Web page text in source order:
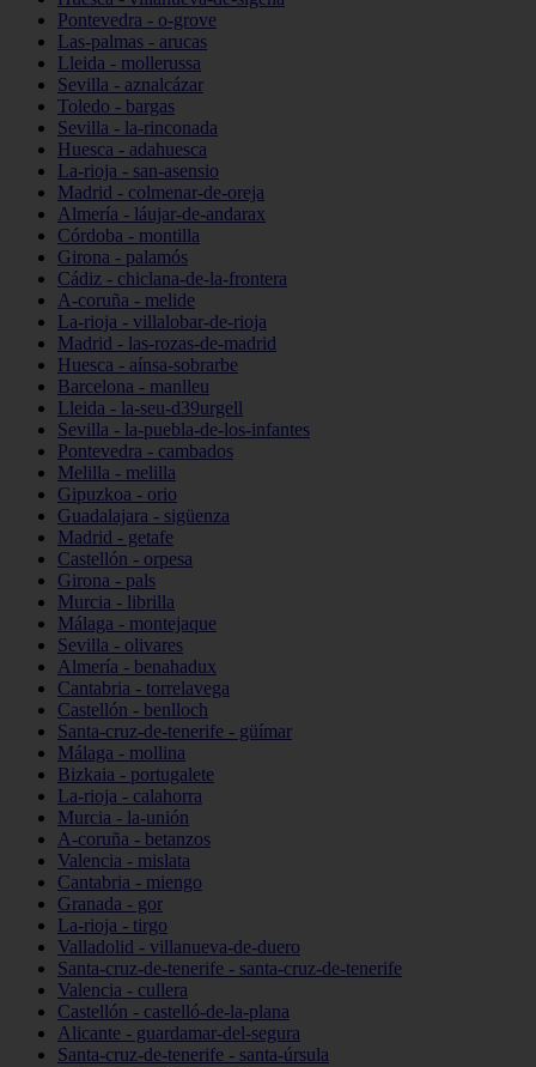
Pontevedra - o-grove
Las-palmas - arucas
Lleida - mollerussa
Sevilla - aznalcázar
Toledo - bargas
Sevilla - la-rinconada
Huesca - adahuesca
La-rioja - san-asensio
Madrid - colmenar-de-oreja
Almería - láujar-de-andarax
Córdoba - montilla
Girona - palamós
Cádiz - chiclana-de-la-frontera
A-coruña - melide
La-rioja - villalobar-de-rioja
Madrid - las-rozas-de-madrid
Huesca - aínsa-sobrarbe
Barcelona - manlleu
Lleida - la-seu-d39urgell
Sevilla - la-puebla-de-los-infantes
Pontevedra - cambados
Melilla - melilla
Gipuzkoa - orio
Guadalajara - sigüenza
Madrid - getafe
Castellón - orpesa
Girona - pals
Murcia - librilla
Málaga - montejaque
Sevilla - olivares
Almería - benahadux
Cantabria - torrelavega
Castellón - benlloch
Santa-cruz-de-tenerife - güímar
Málaga - mollina
Bizkaia - portugalete
La-rioja - calahorra
Murcia - la-unión
A-coruña - betanzos
Valencia - mislata
Cantabria - miengo
Granada - gor
La-rioja - tirgo
Valladolid - villanueva-de-duero
Santa-cruz-de-tenerife - santa-cruz-de-tenerife
Valencia - cullera
Castellón - castelló-de-la-plana
Alicante - guardamar-del-segura
Santa-cruz-de-tenerife - santa-úrsula